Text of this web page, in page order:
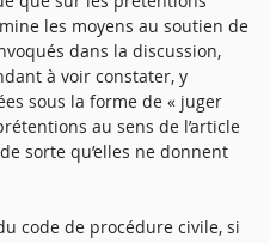
les moyens au soutien de
dans la discussion,
à voir constater, y
sous la forme de « juger
au sens de l’article
sorte qu’elles ne donnent
code de procédure civile, si